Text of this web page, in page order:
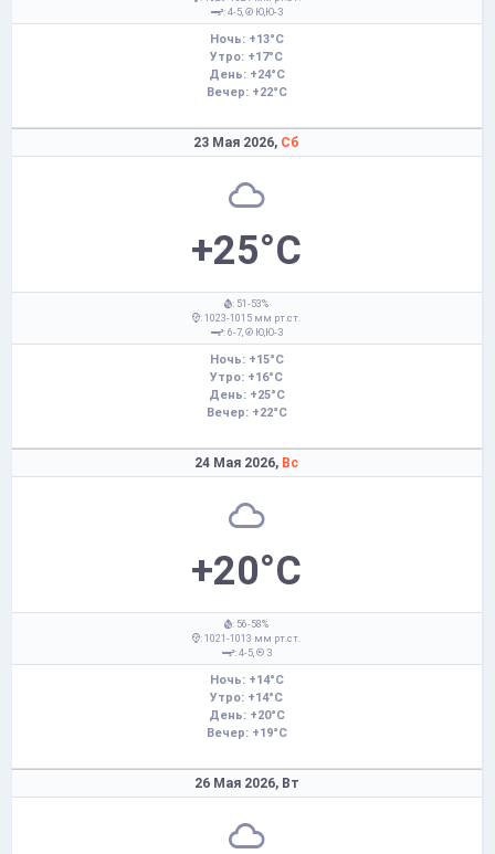
: 4-5,
Ю,Ю-З
Ночь: +13°C
Утро: +17°C
День: +24°C
Вечер: +22°C
23 Мая 2026, Сб
+25°C
: 51-53%
: 1023-1015 мм рт.ст.
: 6-7,
Ю,Ю-З
Ночь: +15°C
Утро: +16°C
День: +25°C
Вечер: +22°C
24 Мая 2026, Вс
+20°C
: 56-58%
: 1021-1013 мм рт.ст.
: 4-5,
З
Ночь: +14°C
Утро: +14°C
День: +20°C
Вечер: +19°C
26 Мая 2026, Вт